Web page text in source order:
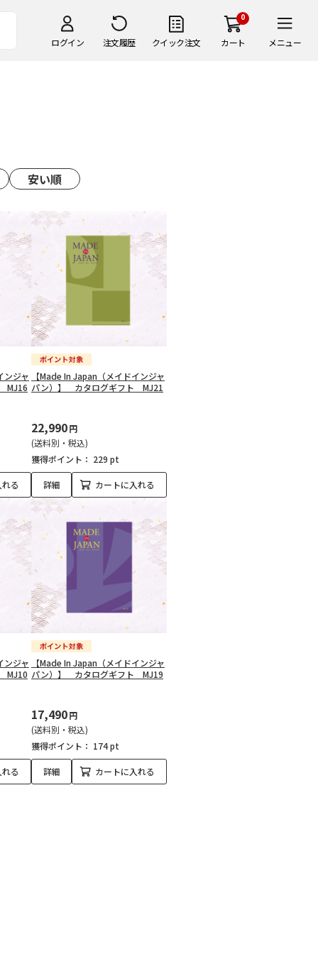
ログイン 注文履歴 クイック注文
0
カート メニュー
安い順
ンジャ
MJ16
る
【Made In Japan（メイドインジャ
パン）】 カタログギフト MJ21
22,990円
(送料別・税込)
獲得ポイント： 229 pt
詳細 カートに入れる
ンジャ
MJ10
る
【Made In Japan（メイドインジャ
パン）】 カタログギフト MJ19
17,490円
(送料別・税込)
獲得ポイント： 174 pt
詳細 カートに入れる